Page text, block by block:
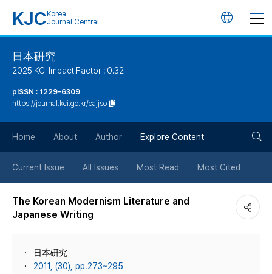
KJC Korea
Journal Central
언
튼
日本硏究
2025 KCI Impact Factor : 0.32
pISSN : 1229-6309
https://journal.kci.go.kr/cajjso
Home About Author Explore Content
Current Issue All Issues Most Read Most Cited
The Korean Modernism Literature and
Japanese Writing
日本硏究
2011, (30), pp.273~295